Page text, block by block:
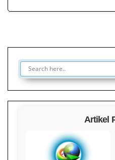
Artikel